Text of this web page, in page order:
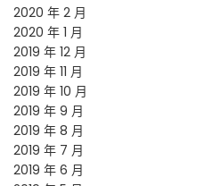
2020 年 2 月
2020 年 1 月
2019 年 12 月
2019 年 11 月
2019 年 10 月
2019 年 9 月
2019 年 8 月
2019 年 7 月
2019 年 6 月